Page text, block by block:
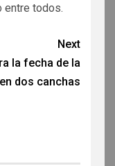
entre todos.
Next
la fecha de la
dos canchas